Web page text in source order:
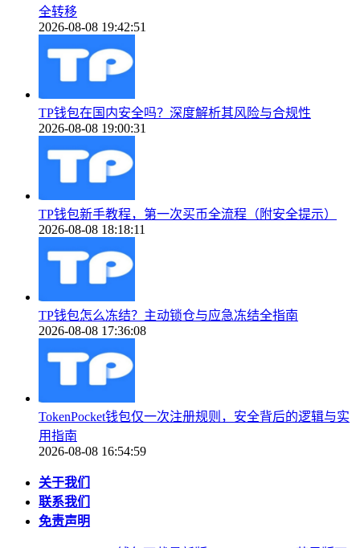
全转移
2026-08-08 19:42:51
TP钱包在国内安全吗？深度解析其风险与合规性
2026-08-08 19:00:31
TP钱包新手教程，第一次买币全流程（附安全提示）
2026-08-08 18:18:11
TP钱包怎么冻结？主动锁仓与应急冻结全指南
2026-08-08 17:36:08
TokenPocket钱包仅一次注册规则，安全背后的逻辑与实
用指南
2026-08-08 16:54:59
关于我们
联系我们
免责声明